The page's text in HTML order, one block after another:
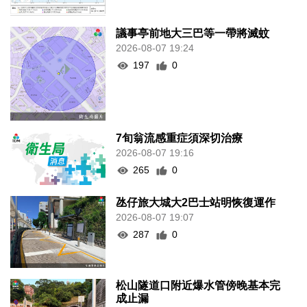
議事亭前地大三巴等一帶將滅蚊
2026-08-07 19:24
197
0
7旬翁流感重症須深切治療
2026-08-07 19:16
265
0
氹仔旅大城大2巴士站明恢復運作
2026-08-07 19:07
287
0
松山隧道口附近爆水管傍晚基本完
成止漏